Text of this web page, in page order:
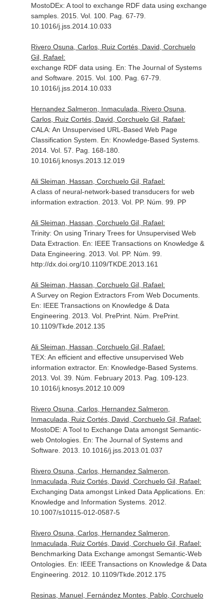
MostoDEx: A tool to exchange RDF data using exchange
samples. 2015. Vol. 100. Pag. 67-79.
10.1016/j.jss.2014.10.033
Rivero Osuna, Carlos, Ruiz Cortés, David, Corchuelo
Gil, Rafael:
exchange RDF data using. En: The Journal of Systems
and Software. 2015. Vol. 100. Pag. 67-79.
10.1016/j.jss.2014.10.033
Hernandez Salmeron, Inmaculada, Rivero Osuna,
Carlos, Ruiz Cortés, David, Corchuelo Gil, Rafael:
CALA: An Unsupervised URL-Based Web Page
Classification System. En: Knowledge-Based Systems.
2014. Vol. 57. Pag. 168-180.
10.1016/j.knosys.2013.12.019
Ali Sleiman, Hassan, Corchuelo Gil, Rafael:
A class of neural-network-based transducers for web
information extraction. 2013. Vol. PP. Núm. 99. PP
Ali Sleiman, Hassan, Corchuelo Gil, Rafael:
Trinity: On using Trinary Trees for Unsupervised Web
Data Extraction. En: IEEE Transactions on Knowledge &
Data Engineering . 2013. Vol. PP. Núm. 99.
http://dx.doi.org/10.1109/TKDE.2013.161
Ali Sleiman, Hassan, Corchuelo Gil, Rafael:
A Survey on Region Extractors From Web Documents.
En: IEEE Transactions on Knowledge & Data
Engineering . 2013. Vol. PrePrint. Núm. PrePrint.
10.1109/Tkde.2012.135
Ali Sleiman, Hassan, Corchuelo Gil, Rafael:
TEX: An efficient and effective unsupervised Web
information extractor. En: Knowledge-Based Systems.
2013. Vol. 39. Núm. February 2013. Pag. 109-123.
10.1016/j.knosys.2012.10.009
Rivero Osuna, Carlos, Hernandez Salmeron,
Inmaculada, Ruiz Cortés, David, Corchuelo Gil, Rafael:
MostoDE: A Tool to Exchange Data amongst Semantic-
web Ontologies. En: The Journal of Systems and
Software. 2013. 10.1016/j.jss.2013.01.037
Rivero Osuna, Carlos, Hernandez Salmeron,
Inmaculada, Ruiz Cortés, David, Corchuelo Gil, Rafael:
Exchanging Data amongst Linked Data Applications. En:
Knowledge and Information Systems. 2012.
10.1007/s10115-012-0587-5
Rivero Osuna, Carlos, Hernandez Salmeron,
Inmaculada, Ruiz Cortés, David, Corchuelo Gil, Rafael:
Benchmarking Data Exchange amongst Semantic-Web
Ontologies. En: IEEE Transactions on Knowledge & Data
Engineering . 2012. 10.1109/Tkde.2012.175
Resinas, Manuel, Fernández Montes, Pablo, Corchuelo